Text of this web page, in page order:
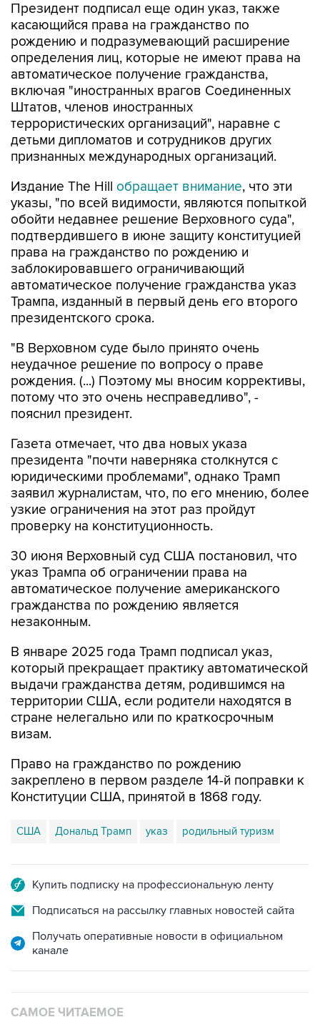
Президент подписал еще один указ, также
касающийся права на гражданство по
рождению и подразумевающий расширение
определения лиц, которые не имеют права на
автоматическое получение гражданства,
включая "иностранных врагов Соединенных
Штатов, членов иностранных
террористических организаций", наравне с
детьми дипломатов и сотрудников других
признанных международных организаций.
Издание The Hill обращает внимание, что эти
указы, "по всей видимости, являются попыткой
обойти недавнее решение Верховного суда",
подтвердившего в июне защиту конституцией
права на гражданство по рождению и
заблокировавшего ограничивающий
автоматическое получение гражданства указ
Трампа, изданный в первый день его второго
президентского срока.
"В Верховном суде было принято очень
неудачное решение по вопросу о праве
рождения. (...) Поэтому мы вносим коррективы,
потому что это очень несправедливо", -
пояснил президент.
Газета отмечает, что два новых указа
президента "почти наверняка столкнутся с
юридическими проблемами", однако Трамп
заявил журналистам, что, по его мнению, более
узкие ограничения на этот раз пройдут
проверку на конституционность.
30 июня Верховный суд США постановил, что
указ Трампа об ограничении права на
автоматическое получение американского
гражданства по рождению является
незаконным.
В январе 2025 года Трамп подписал указ,
который прекращает практику автоматической
выдачи гражданства детям, родившимся на
территории США, если родители находятся в
стране нелегально или по краткосрочным
визам.
Право на гражданство по рождению
закреплено в первом разделе 14-й поправки к
Конституции США, принятой в 1868 году.
США Дональд Трамп указ родильный туризм
Купить подписку на профессиональную ленту
Подписаться на рассылку главных новостей сайта
Получать оперативные новости в официальном
канале
САМОЕ ЧИТАЕМОЕ